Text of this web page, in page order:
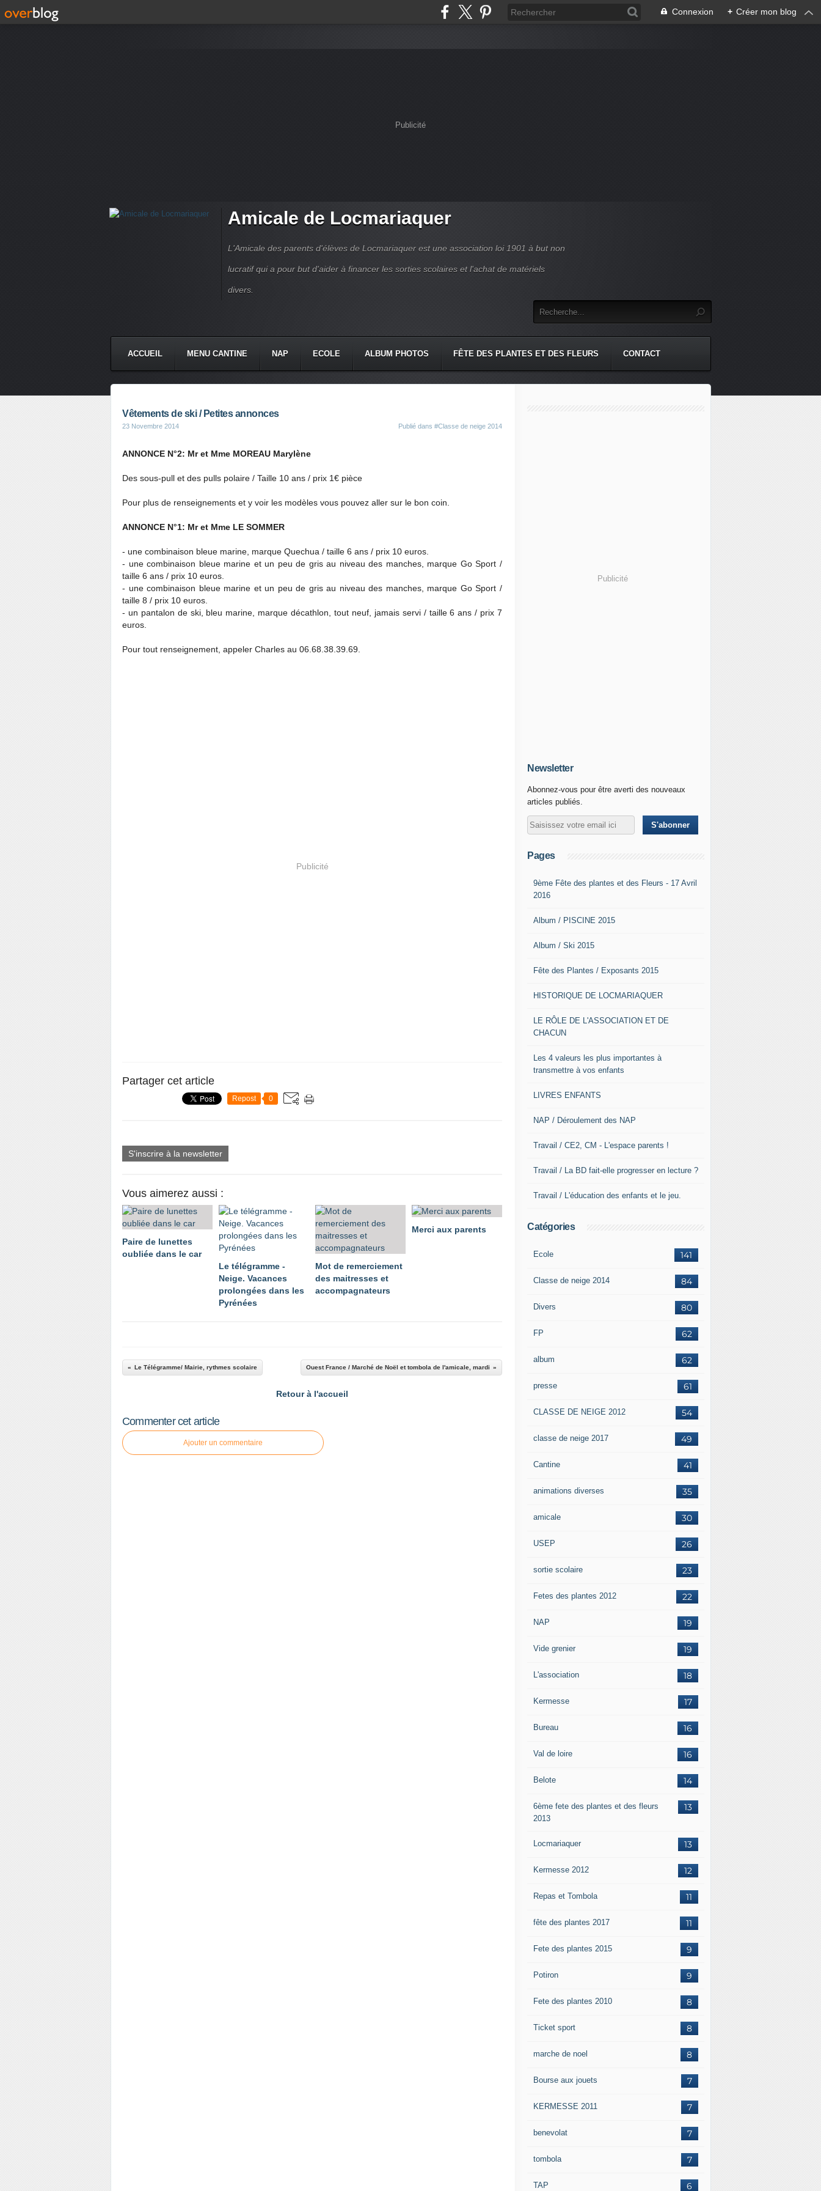
Connexion + Créer mon blog
Publicité
Amicale de Locmariaquer
L'Amicale des parents d'élèves de Locmariaquer est une association loi 1901 à but non
lucratif qui a pour but d'aider à financer les sorties scolaires et l'achat de matériels
divers.
ACCUEIL MENU CANTINE NAP ECOLE ALBUM PHOTOS FÊTE DES PLANTES ET DES FLEURS CONTACT
Vêtements de ski / Petites annonces
23 Novembre 2014 Publié dans #Classe de neige 2014
ANNONCE N°2: Mr et Mme MOREAU Marylène
Des sous-pull et des pulls polaire / Taille 10 ans / prix 1€ pièce
Pour plus de renseignements et y voir les modèles vous pouvez aller sur le bon coin.
ANNONCE N°1: Mr et Mme LE SOMMER
- une combinaison bleue marine, marque Quechua / taille 6 ans / prix 10 euros.
- une combinaison bleue marine et un peu de gris au niveau des manches, marque Go Sport /
taille 6 ans / prix 10 euros.
- une combinaison bleue marine et un peu de gris au niveau des manches, marque Go Sport /
taille 8 / prix 10 euros.
- un pantalon de ski, bleu marine, marque décathlon, tout neuf, jamais servi / taille 6 ans / prix 7
euros.
Pour tout renseignement, appeler Charles au 06.68.38.39.69.
Publicité
Partager cet article
Repost 0
S'inscrire à la newsletter
Vous aimerez aussi :
Paire de lunettes
oubliée dans le car
Le télégramme -
Neige. Vacances
prolongées dans les
Pyrénées
Mot de remerciement
des maitresses et
accompagnateurs
Merci aux parents
Le Télégramme/ Mairie, rythmes scolaire Ouest France / Marché de Noël et tombola de l'amicale, mardi
Retour à l'accueil
Commenter cet article
Ajouter un commentaire
Publicité
Newsletter
Abonnez-vous pour être averti des nouveaux
articles publiés.
Pages
9ème Fête des plantes et des Fleurs - 17 Avril
2016
Album / PISCINE 2015
Album / Ski 2015
Fête des Plantes / Exposants 2015
HISTORIQUE DE LOCMARIAQUER
LE RÔLE DE L'ASSOCIATION ET DE
CHACUN
Les 4 valeurs les plus importantes à
transmettre à vos enfants
LIVRES ENFANTS
NAP / Déroulement des NAP
Travail / CE2, CM - L'espace parents !
Travail / La BD fait-elle progresser en lecture ?
Travail / L'éducation des enfants et le jeu.
Catégories
141
Ecole
84
Classe de neige 2014
80
Divers
62
FP
62
album
61
presse
54
CLASSE DE NEIGE 2012
49
classe de neige 2017
41
Cantine
35
animations diverses
30
amicale
26
USEP
23
sortie scolaire
22
Fetes des plantes 2012
19
NAP
19
Vide grenier
18
L'association
17
Kermesse
16
Bureau
16
Val de loire
14
Belote
13
6ème fete des plantes et des fleurs
2013
13
Locmariaquer
12
Kermesse 2012
11
Repas et Tombola
11
fête des plantes 2017
9
Fete des plantes 2015
9
Potiron
8
Fete des plantes 2010
8
Ticket sport
8
marche de noel
7
Bourse aux jouets
7
KERMESSE 2011
7
benevolat
7
tombola
6
TAP